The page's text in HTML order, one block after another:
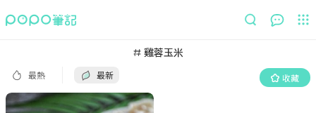
雞蓉玉米
最熱 最新 收藏
收藏